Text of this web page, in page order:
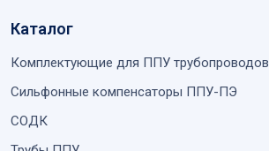
Каталог
Комплектующие для ППУ трубопроводов
Сильфонные компенсаторы ППУ-ПЭ
СОДК